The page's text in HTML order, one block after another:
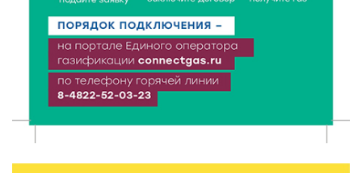
7 Авг 2026 10:59 208
В Тверской области 7 августа ожидаются ливни,
грозы и сильный ветер
7 Авг 2026 10:56 120
историю России